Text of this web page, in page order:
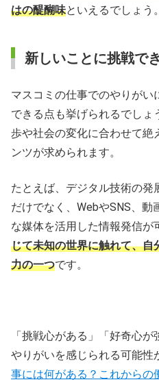
はの醍醐味といえるでしょう。
新しいことに挑戦で
マスコミの仕事でのやりが
できる点も挙げられるでしょ
歩や社会の変化に合わせて絶
ンツが求められます。
たとえば、デジタル技術の発
だけでなく、WebやSNS、動
な媒体を活用した情報発信が
じて未知の世界に触れて、自
力の一つです。
「挑戦心がある」「好奇心
やりがいを感じられる可能性
事には何がある？これからの